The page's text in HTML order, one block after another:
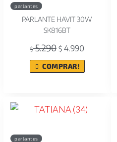
parlantes
PARLANTE HAVIT 30W
SK816BT
$5.290 $4.990
COMPRAR!
parlantes